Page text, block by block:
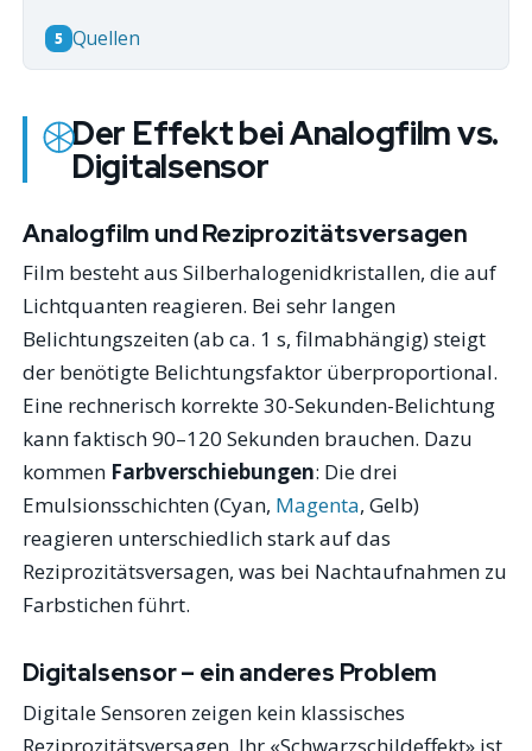
5 Quellen
Der Effekt bei Analogfilm vs.
Digitalsensor
Analogfilm und Reziprozitätsversagen
Film besteht aus Silberhalogenidkristallen, die auf
Lichtquanten reagieren. Bei sehr langen
Belichtungszeiten (ab ca. 1 s, filmabhängig) steigt
der benötigte Belichtungsfaktor überproportional.
Eine rechnerisch korrekte 30-Sekunden-Belichtung
kann faktisch 90–120 Sekunden brauchen. Dazu
kommen Farbverschiebungen: Die drei
Emulsionsschichten (Cyan, Magenta, Gelb)
reagieren unterschiedlich stark auf das
Reziprozitätsversagen, was bei Nachtaufnahmen zu
Farbstichen führt.
Digitalsensor – ein anderes Problem
Digitale Sensoren zeigen kein klassisches